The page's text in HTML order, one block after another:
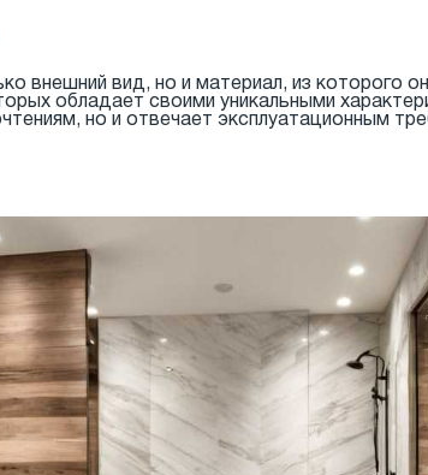
внешний вид, но и материал, из которого
обладает своими уникальными
но и отвечает эксплуатационным